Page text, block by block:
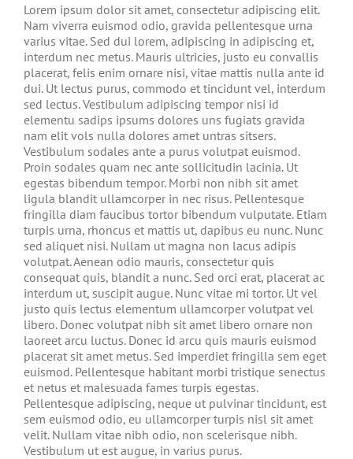
Lorem ipsum dolor sit amet, consectetur adipiscing elit.
Nam viverra euismod odio, gravida pellentesque urna
varius vitae. Sed dui lorem, adipiscing in adipiscing et,
interdum nec metus. Mauris ultricies, justo eu convallis
placerat, felis enim ornare nisi, vitae mattis nulla ante id
dui. Ut lectus purus, commodo et tincidunt vel, interdum
sed lectus. Vestibulum adipiscing tempor nisi id
elementu sadips ipsums dolores uns fugiats gravida
nam elit vols nulla dolores amet untras sitsers.
Vestibulum sodales ante a purus volutpat euismod.
Proin sodales quam nec ante sollicitudin lacinia. Ut
egestas bibendum tempor. Morbi non nibh sit amet
ligula blandit ullamcorper in nec risus. Pellentesque
fringilla diam faucibus tortor bibendum vulputate. Etiam
turpis urna, rhoncus et mattis ut, dapibus eu nunc. Nunc
sed aliquet nisi. Nullam ut magna non lacus adipis
volutpat. Aenean odio mauris, consectetur quis
consequat quis, blandit a nunc. Sed orci erat, placerat ac
interdum ut, suscipit augue. Nunc vitae mi tortor. Ut vel
justo quis lectus elementum ullamcorper volutpat vel
libero. Donec volutpat nibh sit amet libero ornare non
laoreet arcu luctus. Donec id arcu quis mauris euismod
placerat sit amet metus. Sed imperdiet fringilla sem eget
euismod. Pellentesque habitant morbi tristique senectus
et netus et malesuada fames turpis egestas.
Pellentesque adipiscing, neque ut pulvinar tincidunt, est
sem euismod odio, eu ullamcorper turpis nisl sit amet
velit. Nullam vitae nibh odio, non scelerisque nibh.
Vestibulum ut est augue, in varius purus.